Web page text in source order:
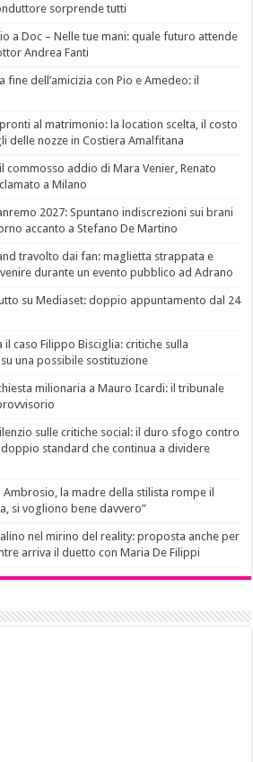
sorprende tutti
a Doc – Nelle tue mani: quale futuro attende
Andrea Fanti
dell’amicizia con Pio e Amedeo: il
al matrimonio: la location scelta, il costo
delle nozze in Costiera Amalfitana
commosso addio di Mara Venier, Renato
a Milano
2027: Spuntano indiscrezioni sui brani
accanto a Stefano De Martino
travolto dai fan: maglietta strappata e
durante un evento pubblico ad Adrano
su Mediaset: doppio appuntamento dal 24
caso Filippo Bisciglia: critiche sulla
una possibile sostituzione
milionaria a Mauro Icardi: il tribunale
sulle critiche social: il duro sfogo contro
standard che continua a dividere
la madre della stilista rompe il
si vogliono bene davvero”
nel mirino del reality: proposta anche per
arriva il duetto con Maria De Filippi